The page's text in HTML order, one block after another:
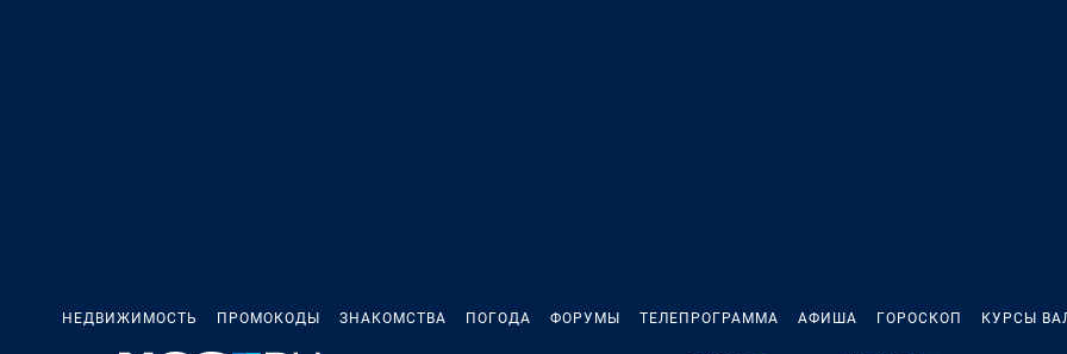
НЕДВИЖИМОСТЬ ПРОМОКОДЫ ЗНАКОМСТВА ПОГОДА ФОРУМЫ ТЕЛЕПРОГРАММА АФИША ГОРОСКОП КУРСЫ